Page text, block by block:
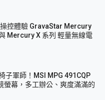
控體驗 GravaStar Mercury
Mercury X 系列 輕量無線電
子軍師！MSI MPG 491CQP
螢幕，多工辦公、爽度滿滿的